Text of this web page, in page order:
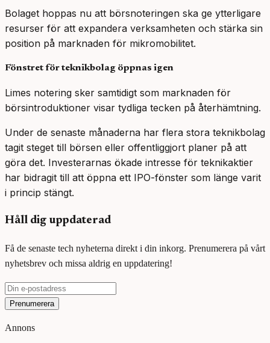
Bolaget hoppas nu att börsnoteringen ska ge ytterligare
resurser för att expandera verksamheten och stärka sin
position på marknaden för mikromobilitet.
Fönstret för teknikbolag öppnas igen
Limes notering sker samtidigt som marknaden för
börsintroduktioner visar tydliga tecken på återhämtning.
Under de senaste månaderna har flera stora teknikbolag
tagit steget till börsen eller offentliggjort planer på att
göra det. Investerarnas ökade intresse för teknikaktier
har bidragit till att öppna ett IPO-fönster som länge varit
i princip stängt.
Håll dig uppdaterad
Få de senaste tech nyheterna direkt i din inkorg. Prenumerera på vårt
nyhetsbrev och missa aldrig en uppdatering!
Prenumerera
Annons